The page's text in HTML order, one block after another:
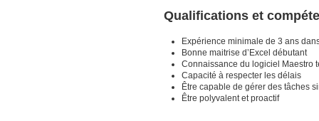
Qualifications et
Expérience minimale de 3 ans
Bonne maitrise d’Excel débutant
Connaissance du logiciel Maestro
Capacité à respecter les délais
Être capable de gérer des tâches
Être polyvalent et proactif